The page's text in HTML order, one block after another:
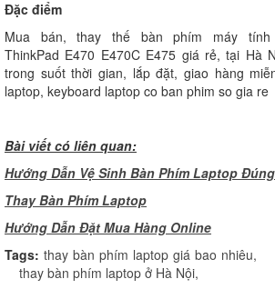
Đặc điểm
Mua bán, thay thế bàn phím máy tính
ThinkPad E470 E470C E475 giá rẻ, tại Hà
trong suốt thời gian, lắp đặt, giao hàng
laptop, keyboard laptop co ban phim so gia re
Bài viết có liên quan:
Hướng Dẫn Vệ Sinh Bàn Phím Laptop
Thay Bàn Phím Laptop
Hướng Dẫn Đặt Mua Hàng Online
Tags: thay bàn phím laptop giá bao nhiêu,
thay bàn phím laptop ở Hà Nội,